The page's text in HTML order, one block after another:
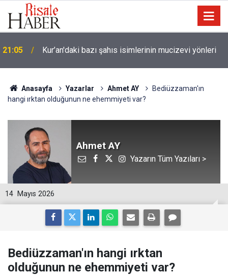
21:05 Kur’an'daki bazı şahıs isimlerinin mucizevi yönleri
Anasayfa Yazarlar Ahmet AY
Bediüzzaman'ın
hangi ırktan olduğunun ne ehemmiyeti var?
Ahmet AY
Yazarın Tüm Yazıları >
14 Mayıs 2026
Bediüzzaman'ın hangi ırktan
olduğunun ne ehemmiyeti var?